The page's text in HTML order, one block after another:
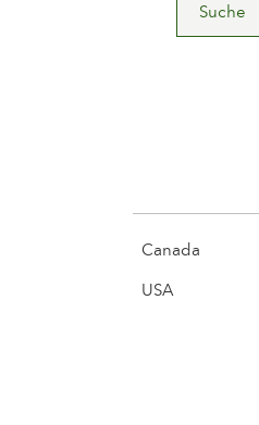
Suche
Canada
USA